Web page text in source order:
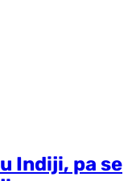
Indiji, pa se